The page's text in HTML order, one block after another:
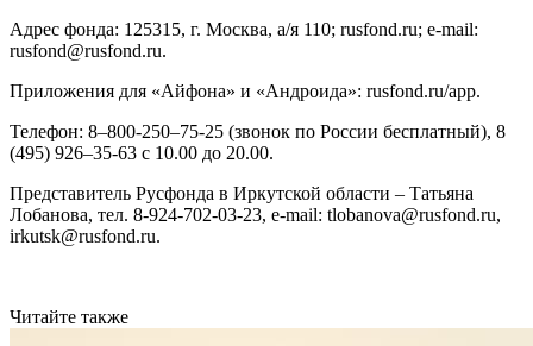
Адрес фонда: 125315, г. Москва, а/я 110; rusfond.ru; e-mail:
rusfond@rusfond.ru.
Приложения для «Айфона» и «Андроида»: rusfond.ru/app.
Телефон: 8–800-250–75-25 (звонок по России бесплатный), 8
(495) 926–35-63 с 10.00 до 20.00.
Представитель Русфонда в Иркутской области – Татьяна
Лобанова, тел. 8-924-702-03-23, e-mail: tlobanova@rusfond.ru,
irkutsk@rusfond.ru.
Читайте также